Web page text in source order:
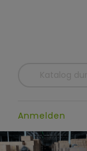
Anmelden